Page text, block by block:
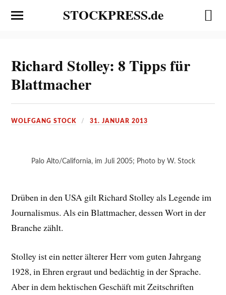
STOCKPRESS.de
Richard Stolley: 8 Tipps für
Blattmacher
WOLFGANG STOCK 31. JANUAR 2013
Palo Alto/California, im Juli 2005; Photo by W. Stock
Drüben in den USA gilt Richard Stolley als Legende im
Journalismus. Als ein Blattmacher, dessen Wort in der
Branche zählt.
Stolley ist ein netter älterer Herr vom guten Jahrgang
1928, in Ehren ergraut und bedächtig in der Sprache.
Aber in dem hektischen Geschäft mit Zeitschriften